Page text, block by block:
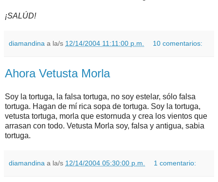
¡SALÚD!
diamandina a la/s 12/14/2004 11:11:00 p.m. 10 comentarios:
Ahora Vetusta Morla
Soy la tortuga, la falsa tortuga, no soy estelar, sólo falsa
tortuga. Hagan de mí rica sopa de tortuga. Soy la tortuga,
vetusta tortuga, morla que estornuda y crea los vientos que
arrasan con todo. Vetusta Morla soy, falsa y antigua, sabia
tortuga.
diamandina a la/s 12/14/2004 05:30:00 p.m. 1 comentario: